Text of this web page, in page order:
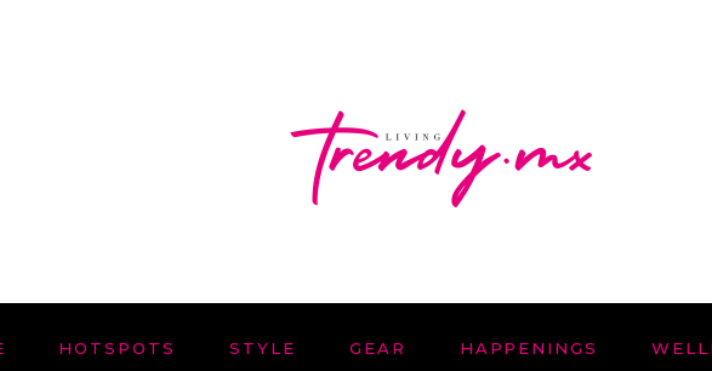
HOTSPOTS STYLE GEAR HAPPENINGS